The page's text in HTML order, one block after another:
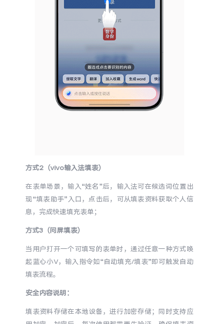
方式2（vivo输入法填表）
在表单场景，输入“姓名”后，输入法可在候选词位置出
现“填表助手”入口，点击后，可从填表资料获取个人信
息，完成快速填充表单；
方式3（问屏填表）
当用户打开一个可填写的表单时，通过任意一种方式唤
起蓝心小V，输入指令如“自动填充/填表”即可触发自动
填表流程。
安全内容说明：
填表资料存储在本地设备，进行加密存储；同时支持应